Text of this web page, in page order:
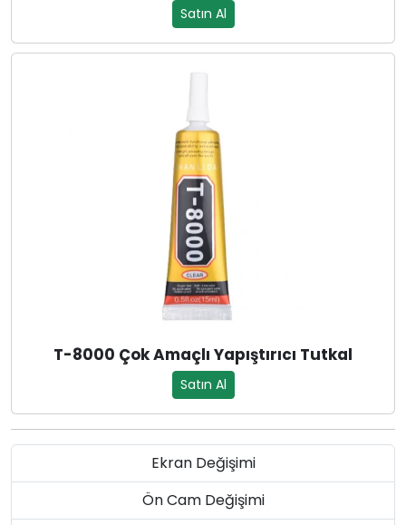
Satın Al
T-8000 Çok Amaçlı Yapıştırıcı Tutkal
Satın Al
Ekran Değişimi
Ön Cam Değişimi